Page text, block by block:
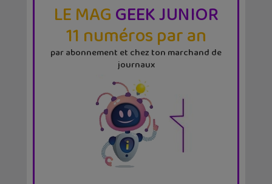
LE MAGGEEK JUNIOR
11 numéros par an
par abonnement et chez ton marchand de
journaux